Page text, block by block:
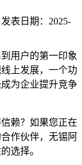
发表日期：2025-
用户的第一印象
上发展，一个功
为企业提升竞争
赖？如果您正在
作伙伴，无锡阿
选择。